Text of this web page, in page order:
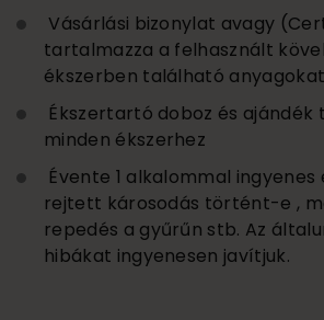
Vásárlási bizonylat avagy
tartalmazza a felhasznált
ékszerben található
Ékszertartó doboz és
minden ékszerhez
Évente 1 alkalommal ingyenes
rejtett károsodás történt-e ,
repedés a gyűrűn stb. Az
hibákat ingyenesen javítjuk.